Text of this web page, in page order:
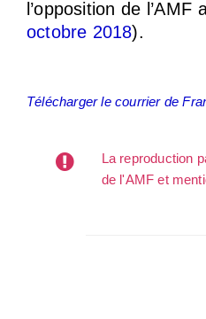
l’opposition de
octobre 2018).
Télécharger le courrier de
La reproduction
de l'AMF et